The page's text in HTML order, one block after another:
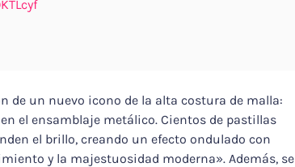
de un nuevo icono de la alta costura de malla:
el ensamblaje metálico. Cientos de pastillas
el brillo, creando un efecto ondulado con
y la majestuosidad moderna». Además, se